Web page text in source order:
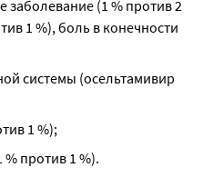
заболевание (1 % против 2
1 %), боль в конечности
системы (осельтамивир
1 %);
против 1 %).